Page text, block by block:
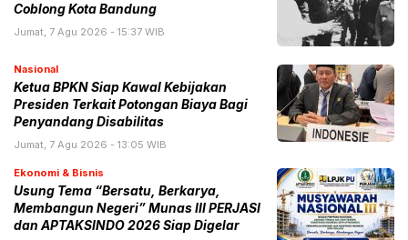
Coblong Kota Bandung
Jumat, 7 Agu 2026 - 15:37 WIB
Nasional
Ketua BPKN Siap Kawal Kebijakan
Presiden Terkait Potongan Biaya Bagi
Penyandang Disabilitas
Jumat, 7 Agu 2026 - 13:05 WIB
Ekonomi & Bisnis
Usung Tema “Bersatu, Berkarya,
Membangun Negeri” Munas III PERJASI
dan APTAKSINDO 2026 Siap Digelar